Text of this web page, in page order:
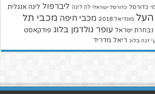
כדורסל כדורסל ישראלי לה ליגה ליברפול ליגה אנגלית
העל מונדיאל 2018 מכבי חיפה מכבי תל
נבחרת ישראל עופר גולדמן בלוג פודקאסט
זגה בלוג ריאל מדריד